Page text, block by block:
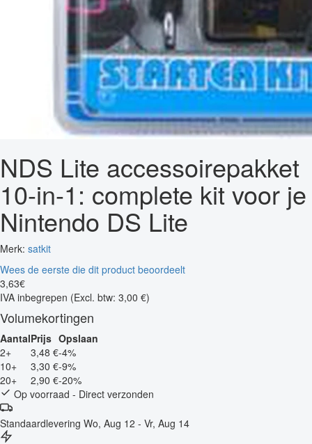
NDS Lite accessoirepakket
10-in-1: complete kit voor je
Nintendo DS Lite
Merk: satkit
Wees de eerste die dit product beoordeelt
3,63€
IVA inbegrepen (Excl. btw: 3,00 €)
Volumekortingen
AantalPrijs Opslaan
2+
3,48 €-4%
10+
3,30 €-9%
20+
2,90 €-20%
Op voorraad - Direct verzonden
Standaardlevering Wo, Aug 12 - Vr, Aug 14